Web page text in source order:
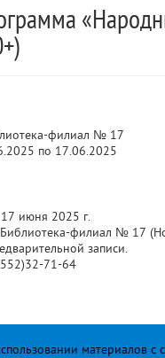
филиал № 17
по 17.06.2025
июня 2025 г.
Библиотека-филиал № 17
записи.
71-64
материалов с